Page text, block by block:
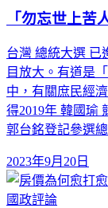
「勿忘世上苦
台灣 總統大選 已
目放大。有道是
中，有關庶民經
得2019年 韓國瑜
郭台銘登記參選
2023年9月20日
國政評論